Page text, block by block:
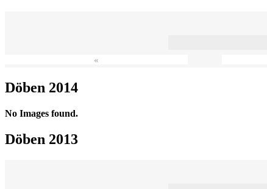
«
Döben 2014
No Images found.
Döben 2013